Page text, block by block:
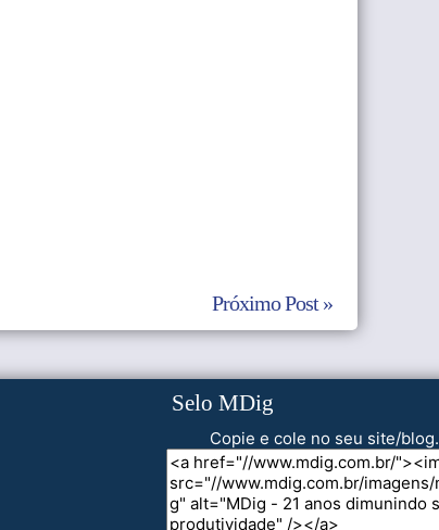
Próximo Post »
Selo MDig
Copie e cole no seu site/blog.